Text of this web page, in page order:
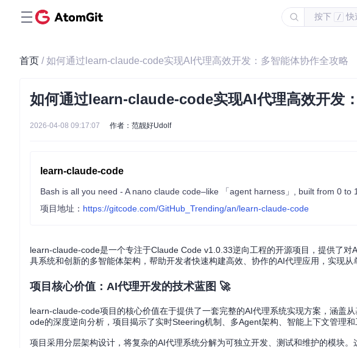
按下 / 快
首页 / 如何通过learn-claude-code实现AI代理高效开发：多智能体协作全攻略
如何通过learn-claude-code实现AI代理高效开发
2026-04-08 09:17:07 作者：范靓好Udolf
learn-claude-code
Bash is all you need - A nano claude code–like 「agent harness」, built from 0 to 1
项目地址： https://gitcode.com/GitHub_Trending/an/learn-claude-code
learn-claude-code是一个专注于Claude Code v1.0.33逆向工程的开源项目，提供了
具系统和创新的多智能体架构，帮助开发者快速构建高效、协作的AI代理应用，实现从
项目核心价值：AI代理开发的技术蓝图 🚀
learn-claude-code项目的核心价值在于提供了一套完整的AI代理系统实现方案，涵盖
ode的深度逆向分析，项目揭示了实时Steering机制、多Agent架构、智能上下文管理
项目采用分层架构设计，将复杂的AI代理系统分解为可独立开发、测试和维护的模块